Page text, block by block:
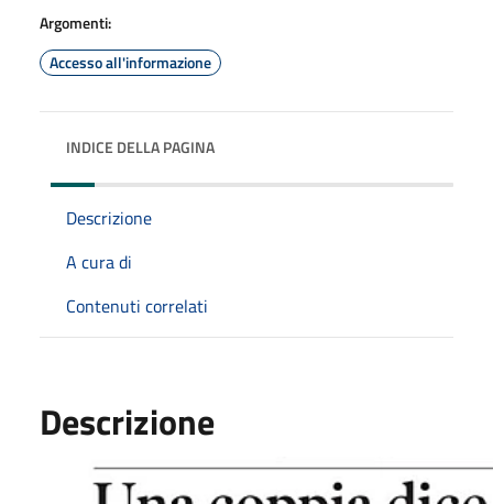
Argomenti:
Accesso all'informazione
INDICE DELLA PAGINA
Descrizione
A cura di
Contenuti correlati
Descrizione